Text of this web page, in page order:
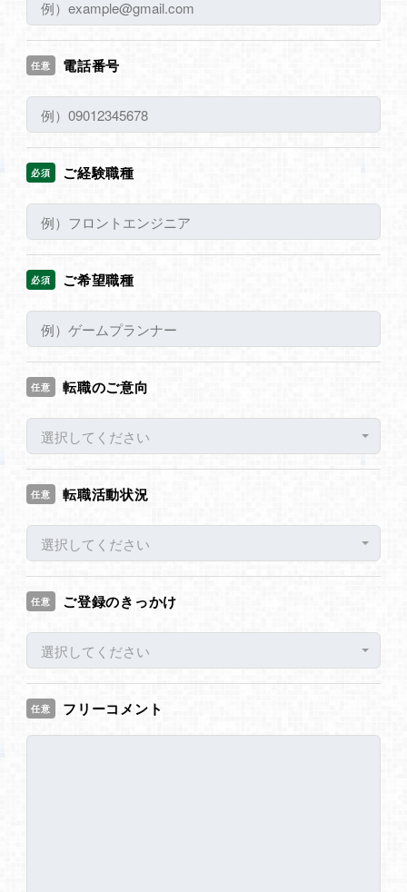
任意 電話番号
必須 ご経験職種
必須 ご希望職種
任意 転職のご意向
選択してください
任意 転職活動状況
選択してください
任意 ご登録のきっかけ
選択してください
任意 フリーコメント